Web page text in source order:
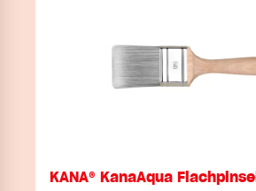
KANA® KanaAqua Flachpinsel